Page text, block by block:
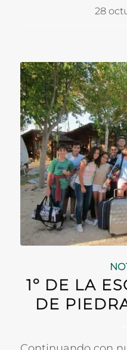
28
1º DE LA
DE